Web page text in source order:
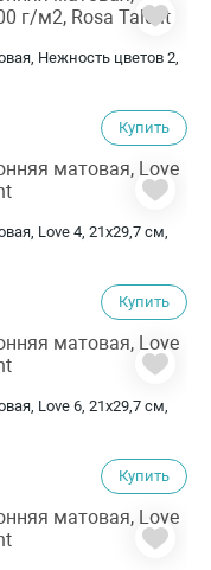
Нежность цветов 2,
Купить
Love 4, 21х29,7 см,
Купить
Love 6, 21х29,7 см,
Купить